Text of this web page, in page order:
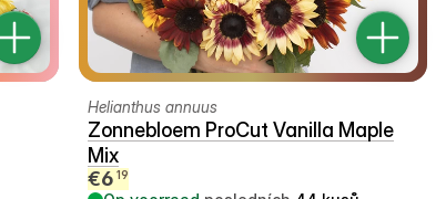
Helianthus annuus
Zonnebloem ProCut Vanilla Maple
Mix
€6 19